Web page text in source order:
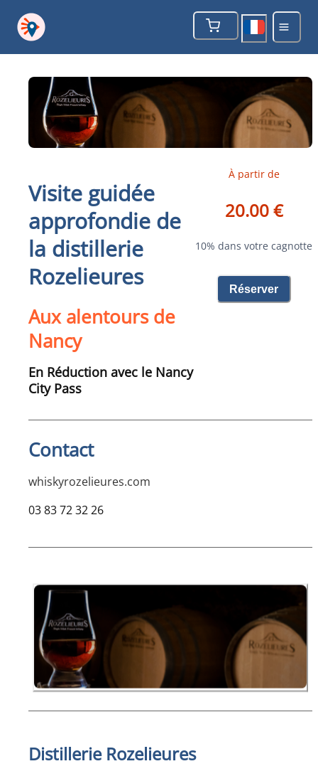
Visite guidée
approfondie de
la distillerie
Rozelieures
Aux alentours de
Nancy
En Réduction avec le Nancy
City Pass
À partir de
20.00 €
10% dans votre cagnotte
Réserver
Contact
whiskyrozelieures.com
03 83 72 32 26
Distillerie Rozelieures